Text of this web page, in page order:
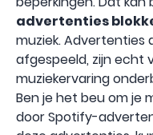
advertenties
muziek. Advertenties
afgespeeld, zijn echt
muziekervaring
Ben je het beu om je
door Spotify-